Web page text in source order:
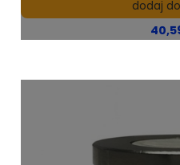
dodaj